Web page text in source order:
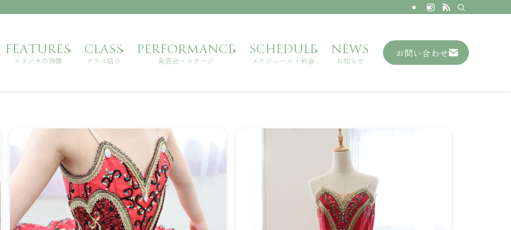
FEATURES
スタジオの特徴
CLASS
クラス紹介
PERFORMANCE
発表会・ステージ
SCHEDULE
スケジュール・料金
NEWS
お知らせ
お問い合わせ